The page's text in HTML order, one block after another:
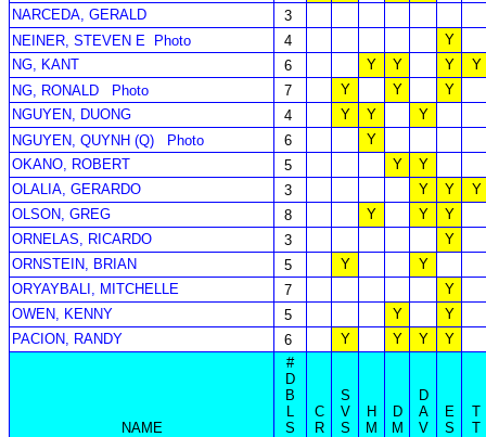
NARCEDA, GERALD
3
NEINER, STEVEN E
Photo 4
Y
NG, KANT
6 Y Y Y
Y
NG, RONALD
Photo 7 Y Y
Y
NGUYEN, DUONG
4 Y Y
Y
NGUYEN, QUYNH (Q)
Photo 6
Y
OKANO, ROBERT
5 Y
Y
OLALIA, GERARDO
3 Y Y
Y
OLSON, GREG
8 Y Y
Y
ORNELAS, RICARDO
3
Y
ORNSTEIN, BRIAN
5 Y
Y
ORYAYBALI, MITCHELLE
7
Y
OWEN, KENNY
5 Y
Y
PACION, RANDY
6 Y Y Y Y
NAME
#
D
B
L
S
C
R
S
V
S
H
M
D
M
D
A
V
E
S
T
T